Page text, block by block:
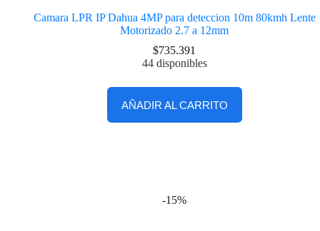
Camara LPR IP Dahua 4MP para deteccion 10m 80kmh Lente
Motorizado 2.7 a 12mm
$735.391
44 disponibles
AÑADIR AL CARRITO
-15%